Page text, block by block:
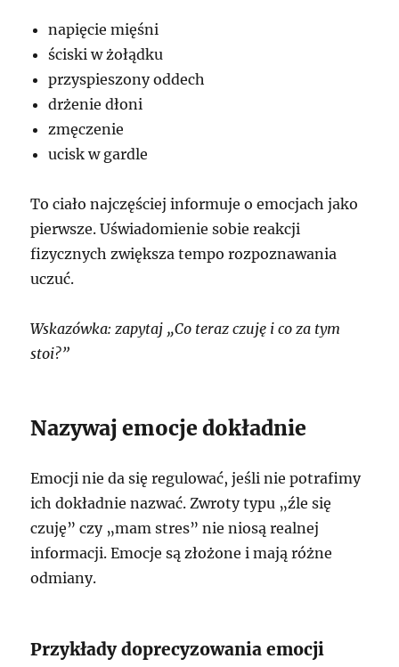
napięcie mięśni
ściski w żołądku
przyspieszony oddech
drżenie dłoni
zmęczenie
ucisk w gardle
To ciało najczęściej informuje o emocjach jako
pierwsze. Uświadomienie sobie reakcji
fizycznych zwiększa tempo rozpoznawania
uczuć.
Wskazówka: zapytaj „Co teraz czuję i co za tym
stoi?”
Nazywaj emocje dokładnie
Emocji nie da się regulować, jeśli nie potrafimy
ich dokładnie nazwać. Zwroty typu „źle się
czuję” czy „mam stres” nie niosą realnej
informacji. Emocje są złożone i mają różne
odmiany.
Przykłady doprecyzowania emocji